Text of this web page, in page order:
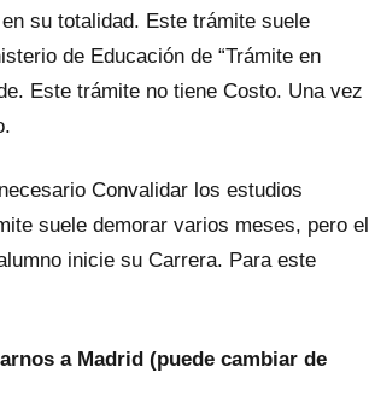
su totalidad. Este trámite suele
de Educación de “Trámite en
Este trámite no tiene Costo. Una vez
Convalidar los estudios
suele demorar varios meses, pero el
inicie su Carrera. Para este
a Madrid (puede cambiar de